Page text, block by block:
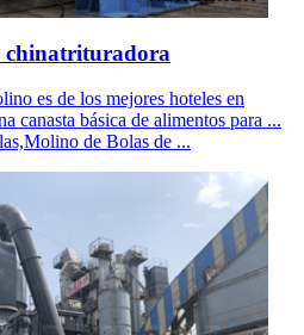
chinatrituradora
es de los mejores hoteles en
canasta básica de alimentos para ...
de Bolas de ...